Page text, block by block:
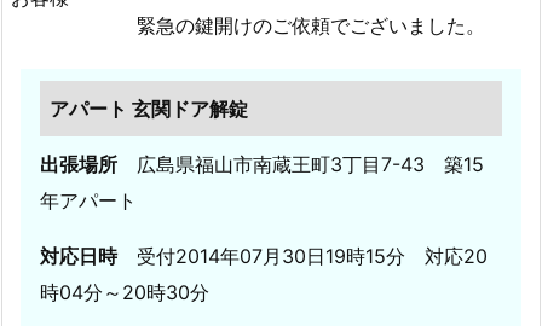
神
辺
セ
ブ
緊急の鍵開けのご依頼でございました。
アパート 玄関ドア解錠
出張場所 広島県福山市南蔵王町3丁目7-43 築15
年アパート
対応日時 受付2014年07月30日19時15分 対応20
時04分～20時30分